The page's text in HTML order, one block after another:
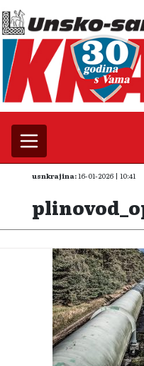
usnkrajina:16-01-2026 | 10:41